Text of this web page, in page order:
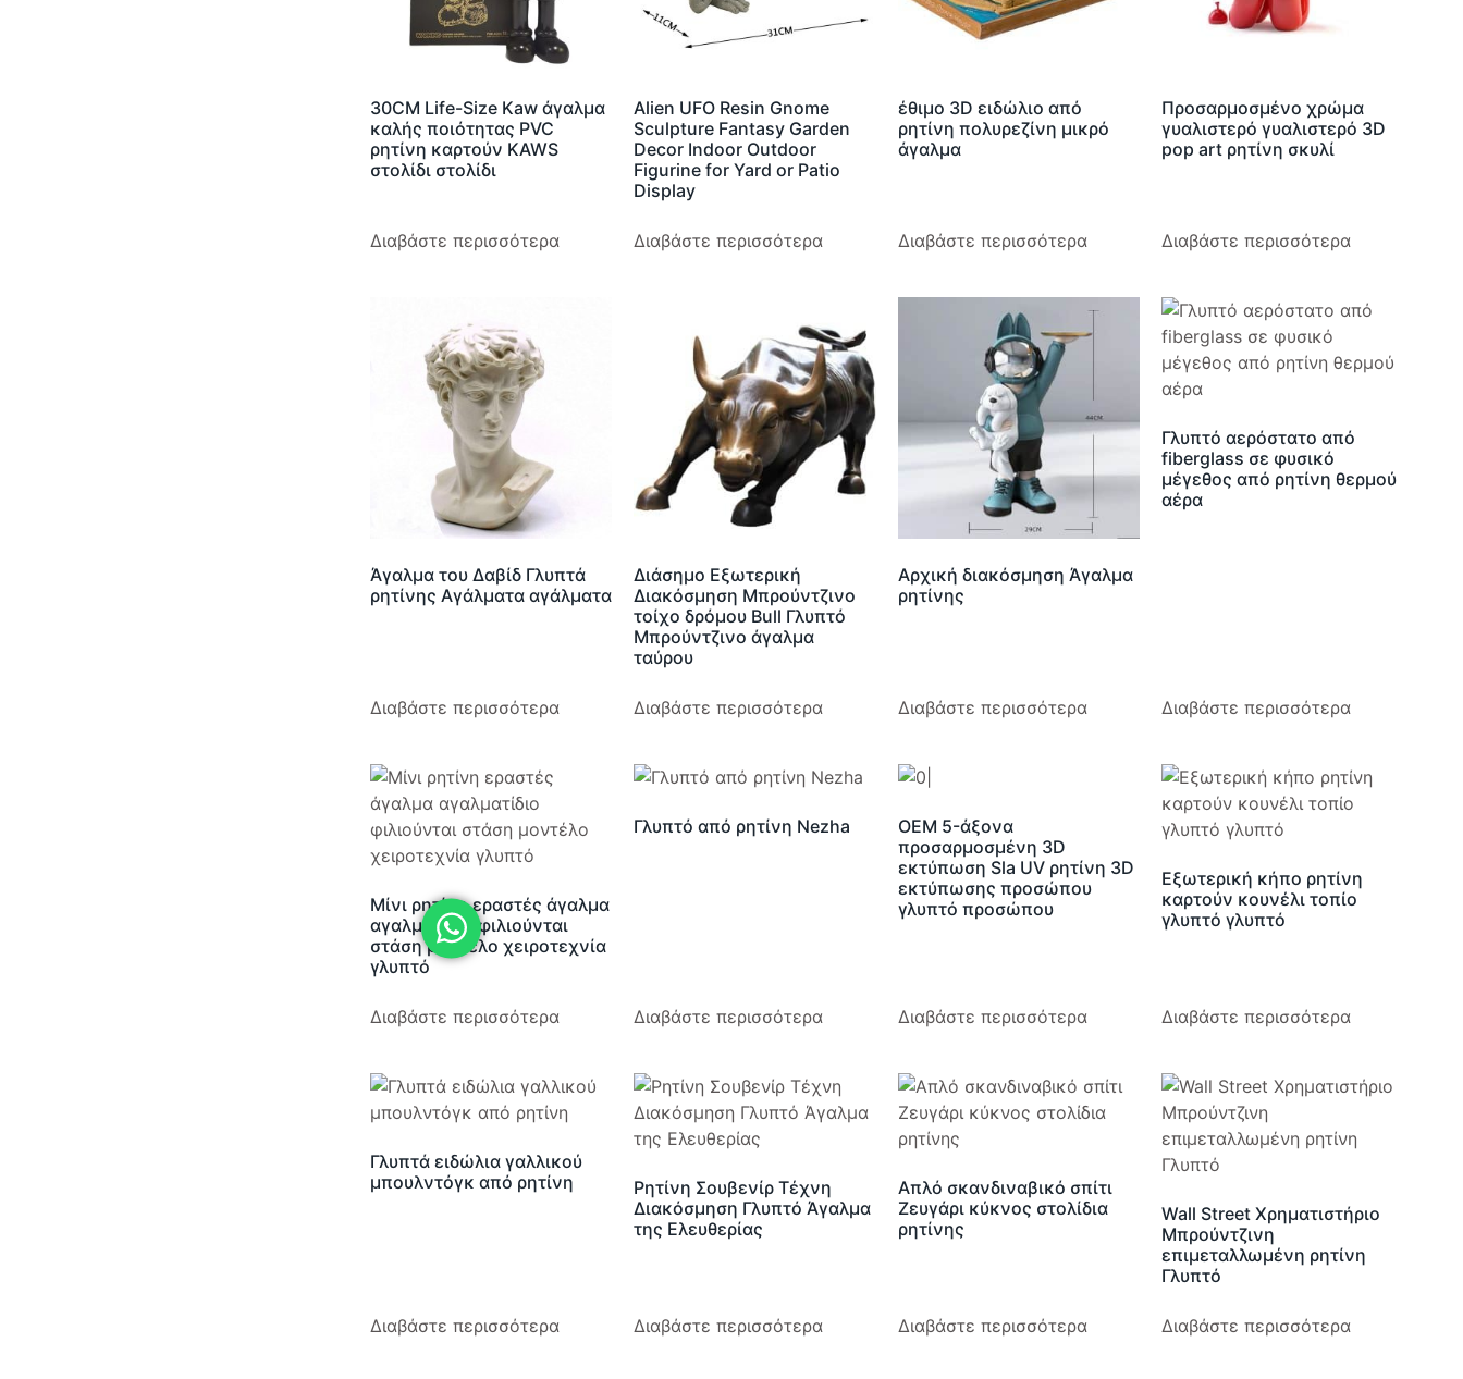
30CM Life-Size Kaw άγαλμα
καλής ποιότητας PVC
ρητίνη καρτούν KAWS
στολίδι στολίδι
Διαβάστε περισσότερα
Alien UFO Resin Gnome
Sculpture Fantasy Garden
Decor Indoor Outdoor
Figurine for Yard or Patio
Display
Διαβάστε περισσότερα
έθιμο 3D ειδώλιο από
ρητίνη πολυρεζίνη μικρό
άγαλμα
Διαβάστε περισσότερα
Προσαρμοσμένο χρώμα
γυαλιστερό γυαλιστερό 3D
pop art ρητίνη σκυλί
Διαβάστε περισσότερα
Άγαλμα του Δαβίδ Γλυπτά
ρητίνης Αγάλματα αγάλματα
Διαβάστε περισσότερα
Διάσημο Εξωτερική
Διακόσμηση Μπρούντζινο
τοίχο δρόμου Bull Γλυπτό
Μπρούντζινο άγαλμα
ταύρου
Διαβάστε περισσότερα
Αρχική διακόσμηση Άγαλμα
ρητίνης
Διαβάστε περισσότερα
Γλυπτό αερόστατο από
fiberglass σε φυσικό
μέγεθος από ρητίνη θερμού
αέρα
Διαβάστε περισσότερα
Μίνι ρητίνη εραστές άγαλμα
αγαλματίδιο φιλιούνται
στάση μοντέλο χειροτεχνία
γλυπτό
Διαβάστε περισσότερα
Γλυπτό από ρητίνη Nezha
Διαβάστε περισσότερα
OEM 5-άξονα
προσαρμοσμένη 3D
εκτύπωση Sla UV ρητίνη 3D
εκτύπωσης προσώπου
γλυπτό προσώπου
Διαβάστε περισσότερα
Εξωτερική κήπο ρητίνη
καρτούν κουνέλι τοπίο
γλυπτό γλυπτό
Διαβάστε περισσότερα
Γλυπτά ειδώλια γαλλικού
μπουλντόγκ από ρητίνη
Διαβάστε περισσότερα
Ρητίνη Σουβενίρ Τέχνη
Διακόσμηση Γλυπτό Άγαλμα
της Ελευθερίας
Διαβάστε περισσότερα
Απλό σκανδιναβικό σπίτι
Ζευγάρι κύκνος στολίδια
ρητίνης
Διαβάστε περισσότερα
Wall Street Χρηματιστήριο
Μπρούντζινη
επιμεταλλωμένη ρητίνη
Γλυπτό
Διαβάστε περισσότερα